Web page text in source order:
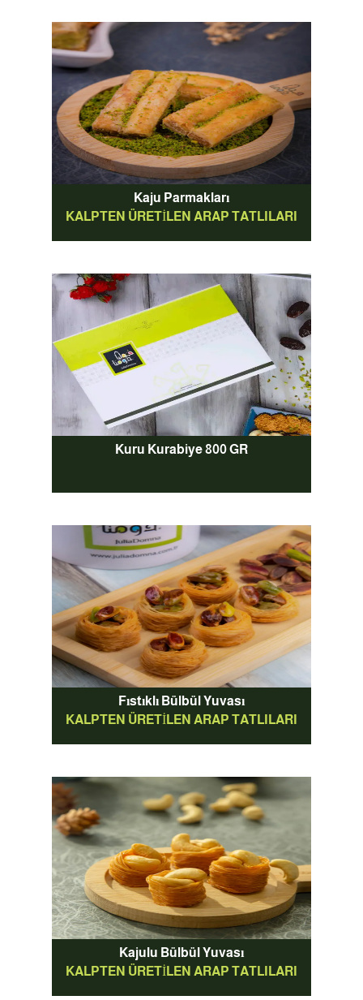
Kaju Parmakları
KALPTEN ÜRETILEN ARAP TATLILARI
Kuru Kurabiye 800 GR
Fıstıklı Bülbül Yuvası
KALPTEN ÜRETILEN ARAP TATLILARI
Kajulu Bülbül Yuvası
KALPTEN ÜRETILEN ARAP TATLILARI